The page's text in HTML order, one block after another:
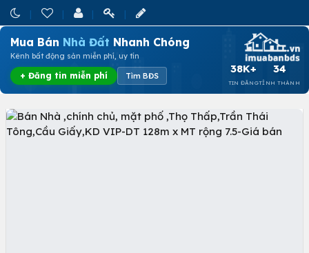
Mua Bán Nhà Đất Nhanh Chóng
Kênh bất động sản miễn phí, uy tín
+ Đăng tin miễn phí Tìm BĐS
38K+
TIN ĐĂNG
34
TỈNH THÀNH